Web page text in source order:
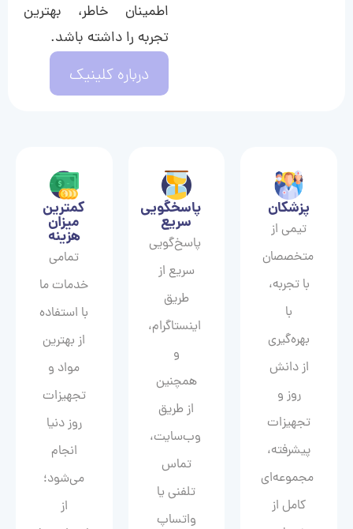
اطمینان خاطر، بهترین
تجربه را داشته باشد.
درباره کلینیک
پزشکان
تیمی از
متخصصان
با تجربه،
با
بهره‌گیری
از دانش
روز و
تجهیزات
پیشرفته،
مجموعه‌ای
کامل از
پاسخگویی
سریع
پاسخ‌گویی
سریع از
طریق
اینستاگرام،
و
همچنین
از طریق
وب‌سایت،
تماس
تلفنی یا
واتساپ
کمترین
میزان
هزینه
تمامی
خدمات ما
با استفاده
از بهترین
مواد و
تجهیزات
روز دنیا
انجام
می‌شود؛
از